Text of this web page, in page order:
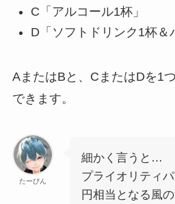
C「アルコール1杯」
D「ソフトドリンク1杯＆
AまたはBと、CまたはDを1
できます。
たーびん
細かく言うと…
プライオリティ
円相当となる風